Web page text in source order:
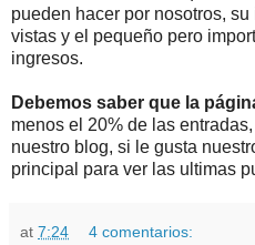
pueden hacer por nosotros,
vistas y el pequeño pero
ingresos.
Debemos saber que la
menos el 20% de las
nuestro blog, si le gusta
principal para ver las ultimas
at 7:24 4 comentarios: